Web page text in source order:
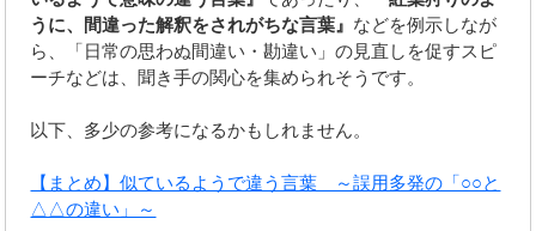
うに、間違った解釈をされがちな言葉』 などを例示しなが
ら、「日常の思わぬ間違い・勘違い」の見直しを促すスピ
ーチなどは、聞き手の関心を集められそうです。
以下、多少の参考になるかもしれません。
【まとめ】似ているようで違う言葉 ～誤用多発の「○○と
△△の違い」～